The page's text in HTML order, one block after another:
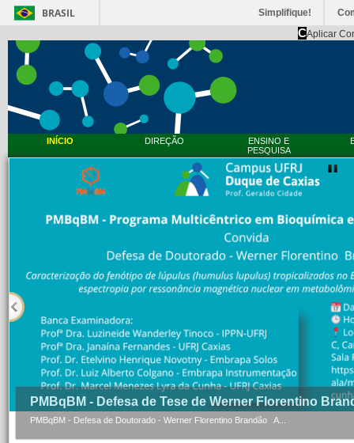
BRASIL Simplifique!
CAplicar
INÍCIO DIREÇÃO
ENSINO E
PESQUISA
PMBqBM - Defesa de Tese de Werner Florentino
PMBqBM - Defesa de Doutorado - Werner Florentino Brandão A...